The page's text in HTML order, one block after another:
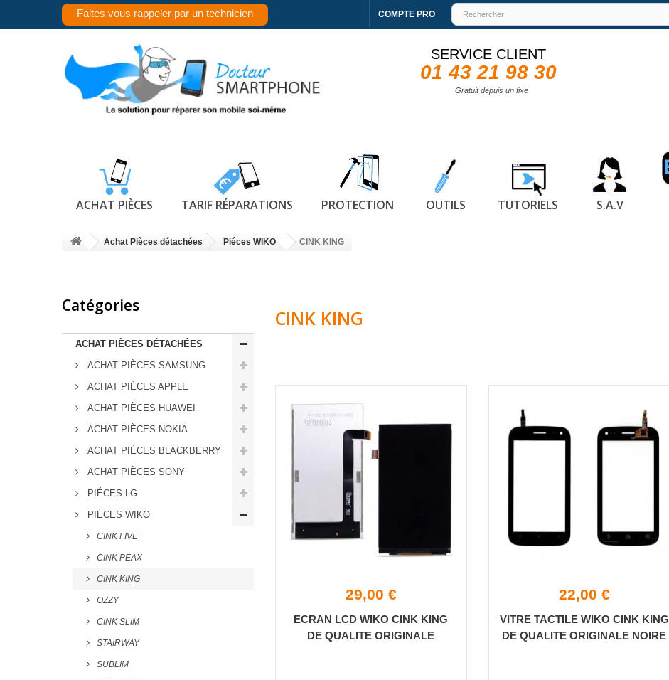
COMPTE PRO
Faites vous rappeler par un technicien
SERVICE CLIENT
01 43 21 98 30
Gratuit depuis un fixe
ACHAT PIÈCES TARIF RÉPARATIONS PROTECTION OUTILS TUTORIELS S.A.V
Achat Pièces détachées Piéces WIKO CINK KING
Catégories
ACHAT PIÈCES DÉTACHÉES
ACHAT PIÈCES SAMSUNG
ACHAT PIÈCES APPLE
ACHAT PIÈCES HUAWEI
ACHAT PIÈCES NOKIA
ACHAT PIÈCES BLACKBERRY
ACHAT PIÈCES SONY
PIÉCES LG
PIÉCES WIKO
CINK FIVE
CINK PEAX
CINK KING
OZZY
CINK SLIM
STAIRWAY
SUBLIM
CINK KING
29,00 €
ECRAN LCD WIKO CINK KING
DE QUALITE ORIGINALE
22,00 €
VITRE TACTILE WIKO CINK KING
DE QUALITE ORIGINALE NOIRE